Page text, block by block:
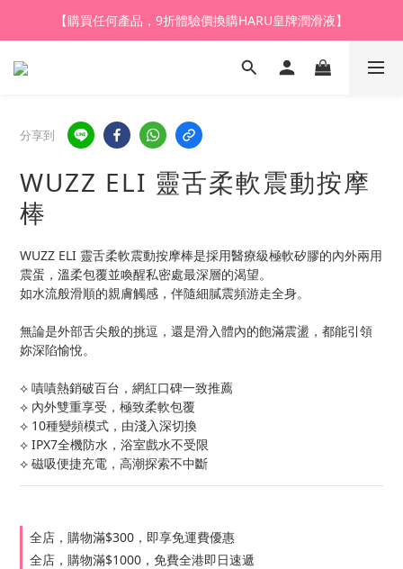
【登記會員，全店購物滿$1,000，即享全單95折】
【購買任何產品，9折體驗價換購HARU皇牌潤滑液】
【登記會員，全店購物滿$1,000，即享全單95折】
分享到
WUZZ ELI 靈舌柔軟震動按摩
棒
WUZZ ELI 靈舌柔軟震動按摩棒是採用醫療級極軟矽膠的內外兩用
震蛋，溫柔包覆並喚醒私密處最深層的渴望。
如水流般滑順的親膚觸感，伴隨細膩震頻游走全身。
無論是外部舌尖般的挑逗，還是滑入體內的飽滿震盪，都能引領
妳深陷愉悅。
⟡ 嘖嘖熱銷破百台，網紅口碑一致推薦
⟡ 內外雙重享受，極致柔軟包覆
⟡ 10種變頻模式，由淺入深切換
⟡ IPX7全機防水，浴室戲水不受限
⟡ 磁吸便捷充電，高潮探索不中斷
全店，購物滿$300，即享免運費優惠
全店，購物滿$1000，免費全港即日速遞